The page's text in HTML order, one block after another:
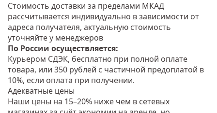
Стоимость доставки за пределами МКАД
рассчитывается индивидуально в зависимости от
адреса получателя, актуальную стоимость
уточняйте у менеджеров
По России осуществляется:
Курьером СДЭК, бесплатно при полной оплате
товара, или 350 рублей с частичной предоплатой в
10%, если оплата при получении.
Адекватные цены
Наши цены на 15–20% ниже чем в сетевых